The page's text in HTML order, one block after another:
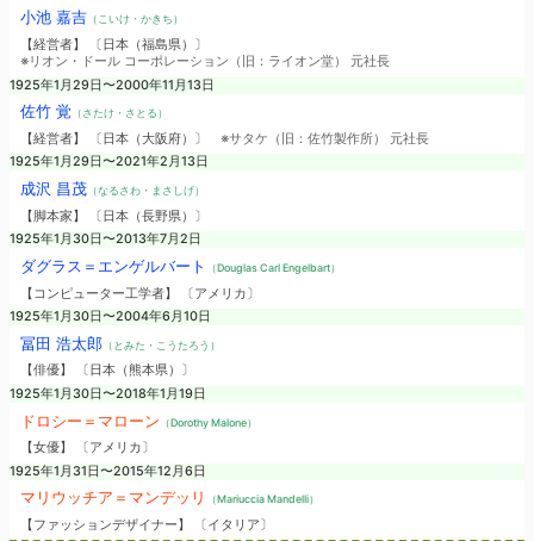
小池 嘉吉 （こいけ・かきち）
【経営者】 〔日本（福島県）〕
※リオン・ドール コーポレーション（旧：ライオン堂） 元社長
1925年1月29日〜2000年11月13日
佐竹 覚 （さたけ・さとる）
【経営者】 〔日本（大阪府）〕 ※サタケ（旧：佐竹製作所） 元社長
1925年1月29日〜2021年2月13日
成沢 昌茂（なるさわ・まさしげ）
【脚本家】 〔日本（長野県）〕
1925年1月30日〜2013年7月2日
ダグラス＝エンゲルバート （Douglas Carl Engelbart）
【コンピューター工学者】 〔アメリカ〕
1925年1月30日〜2004年6月10日
冨田 浩太郎（とみた・こうたろう）
【俳優】 〔日本（熊本県）〕
1925年1月30日〜2018年1月19日
ドロシー＝マローン （Dorothy Malone）
【女優】 〔アメリカ〕
1925年1月31日〜2015年12月6日
マリウッチア＝マンデッリ （Mariuccia Mandelli）
【ファッションデザイナー】 〔イタリア〕